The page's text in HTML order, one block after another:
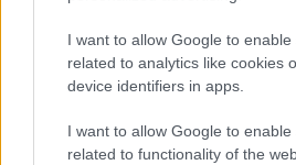
I want to allow Google to enable
related to analytics like cookies
device identifiers in apps.
I want to allow Google to enable
related to functionality of the
Az air fryer gyors, praktikus
varázsol kevesebb macerával.
recepteket, amelyek
beleférnek.